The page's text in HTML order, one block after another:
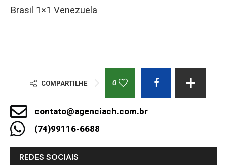
Brasil 1×1 Venezuela
COMPARTILHE 0
contato@agenciach.com.br
(74)99116-6688
REDES SOCIAIS